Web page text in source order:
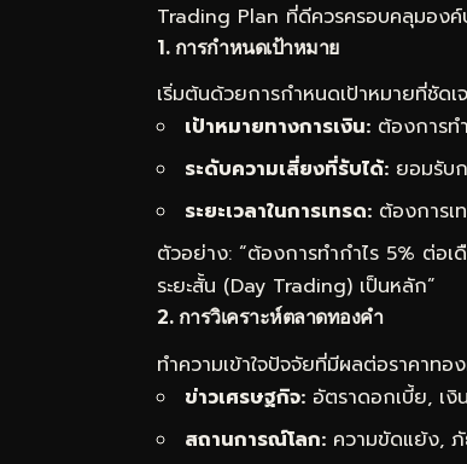
Trading Plan ที่ดีควรครอบคลุมองค์
1. การกำหนดเป้าหมาย
เริ่มต้นด้วยการกำหนดเป้าหมายที่ชัดเ
เป้าหมายทางการเงิน: ต้องการท
ระดับความเสี่ยงที่รับได้: ยอมรับ
ระยะเวลาในการเทรด: ต้องการเ
ตัวอย่าง: “ต้องการทำกำไร 5% ต่อเ
ระยะสั้น (Day Trading) เป็นหลัก”
2. การวิเคราะห์ตลาดทองคำ
ทำความเข้าใจปัจจัยที่มีผลต่อราคาทอ
ข่าวเศรษฐกิจ: อัตราดอกเบี้ย, เงิ
สถานการณ์โลก: ความขัดแย้ง,